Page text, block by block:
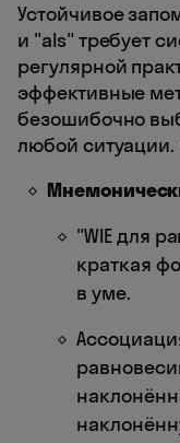
Устойчивое
и "als" требует
регулярной
эффективные
безошибочно
любой ситуации.
"WIE для
краткая
в уме.